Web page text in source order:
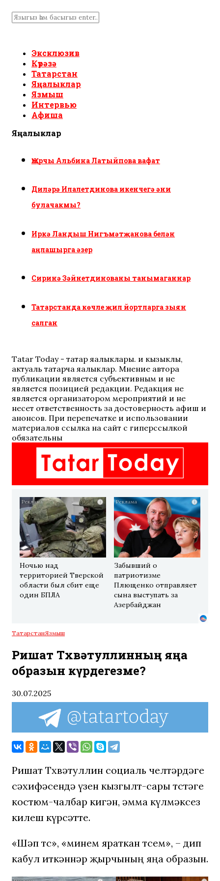
Эксклюзив
Күрәзә
Татарстан
Яңалыклар
Язмыш
Интервью
Афиша
Яңалыклар
Җырчы Альбина Латыйпова вафат
Диләрә Илалетдинова икенчегә әни
булачакмы?
Иркә Ландыш Нигъмәтҗанова белән
аңлашырга әзер
Сиринә Зәйнетдинованы танымаганнар
Татарстанда көчле җил йортларга зыян
салган
Tatar Today - татар яңалыклары. иң кызыклы,
актуаль татарча яңалыклар. Мнение автора
публикации является субъективным и не
является позицией редакции. Редакция не
является организатором мероприятий и не
несет ответственность за достоверность афиш и
анонсов. При перепечатке и использовании
материалов ссылка на сайт с гиперссылкой
обязательны
i
Ночью над
территорией Тверской
области был сбит еще
один БПЛА
i
Забывший о
патриотизме
Плющенко отправляет
сына выступать за
Азербайджан
ТатарстанЯзмыш
Ришат Төхвәтуллинның яңа
образын күрдегезме?
30.07.2025
Ришат Төхвәтуллин социаль челтәрдәге
сәхифәсендә үзен кызгылт-сары төстәге
костюм-чалбар кигән, әмма күлмәксез
килеш күрсәтте.
«Шәп төс», «минем яраткан төсем», – дип
кабул иткәннәр җырчының яңа образын.